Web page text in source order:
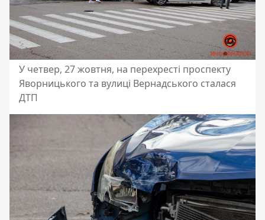
У четвер, 27 жовтня, на перехресті проспекту
Яворницького та вулиці Вернадського сталася
ДТП